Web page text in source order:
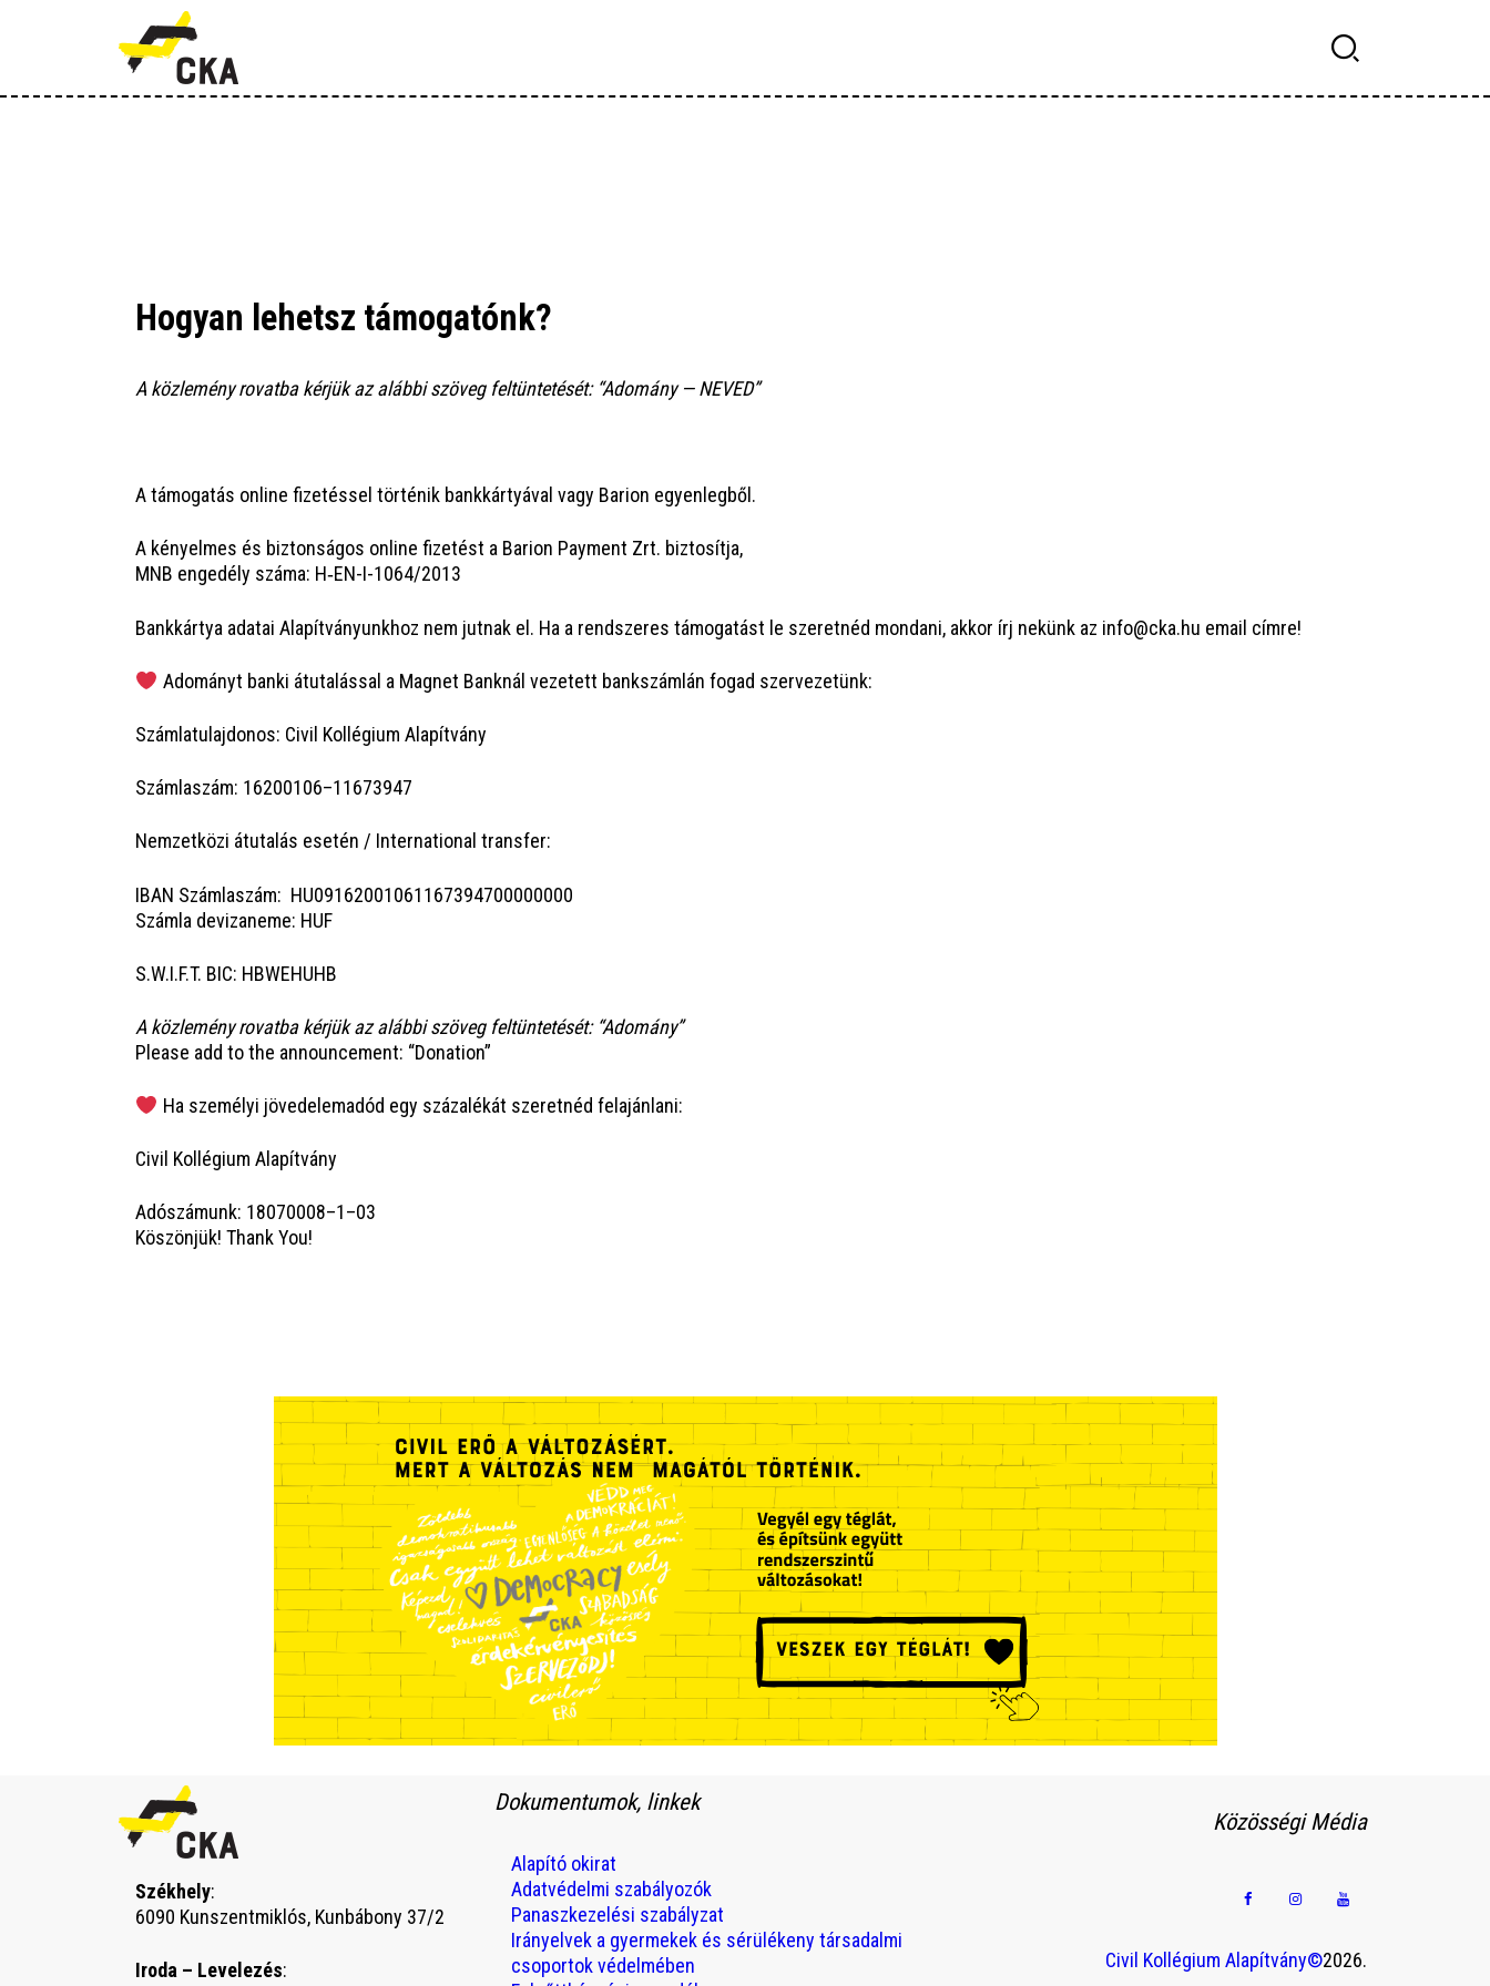
MIT SZERVEZÜNK?
HÍREINK
Hogyan lehetsz támogatónk?
A köz­le­mény rovat­ba kér­jük az aláb­bi szö­veg fel­tün­te­té­sét: “Ado­mány — NEVED”
A támo­ga­tás online fize­tés­sel tör­té­nik bank­kár­tyá­val vagy Bari­on egyenlegből.
A kényel­mes és biz­ton­sá­gos online fize­tést a Bari­on Pay­ment Zrt. biz­to­sít­ja,
MNB enge­dély szá­ma: H‑EN-I-1064/2013
Bank­kár­tya ada­tai Ala­pít­vá­nyunk­hoz nem jut­nak el. Ha a rend­sze­res támo­ga­tást le sze­ret­néd mon­da­ni, akkor írj nekünk az info@cka.hu email címre!
Ado­mányt ban­ki átuta­lás­sal a Mag­net Bank­nál veze­tett bank­szám­lán fogad szervezetünk:
Szám­la­tu­laj­do­nos: Civil Kol­lé­gi­um Alapítvány
Szám­la­szám: 16200106–11673947
Nem­zet­kö­zi átuta­lás ese­tén / Inter­na­ti­o­nal transfer:
IBAN Szám­la­szám: HU09162001061167394700000000
Szám­la devi­za­ne­me: HUF
S.W.I.F.T. BIC: HBWEHUHB
A köz­le­mény rovat­ba kér­jük az aláb­bi szö­veg fel­tün­te­té­sét: “Ado­mány”
Ple­a­se add to the anno­un­ce­ment: “Dona­ti­on”
Ha sze­mé­lyi jöve­de­lem­adód egy szá­za­lé­kát sze­ret­néd felajánlani:
Civil Kol­lé­gi­um Alapítvány
Adó­szá­munk: 18070008–1–03
Köszön­jük! Thank You!
Székhely:
6090 Kunszentmiklós, Kunbábony 37/2
Iroda – Levelezés:
Dokumentumok, linkek
Alapító okirat
Adatvédelmi szabályozók
Panaszkezelési szabályzat
Irányelvek a gyermekek és sérülékeny társadalmi
csoportok védelmében
Közösségi Média
Civil Kollégium Alapítvány©2026.